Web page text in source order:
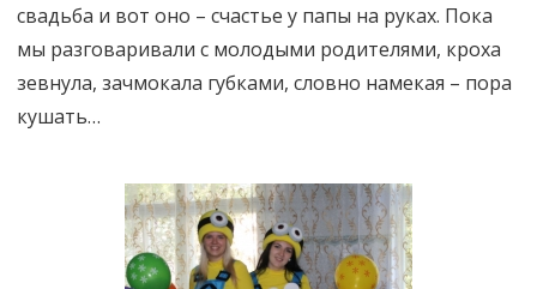
свадьба и вот оно – счастье у папы на руках. Пока
мы разговаривали с молодыми родителями, кроха
зевнула, зачмокала губками, словно намекая – пора
кушать…